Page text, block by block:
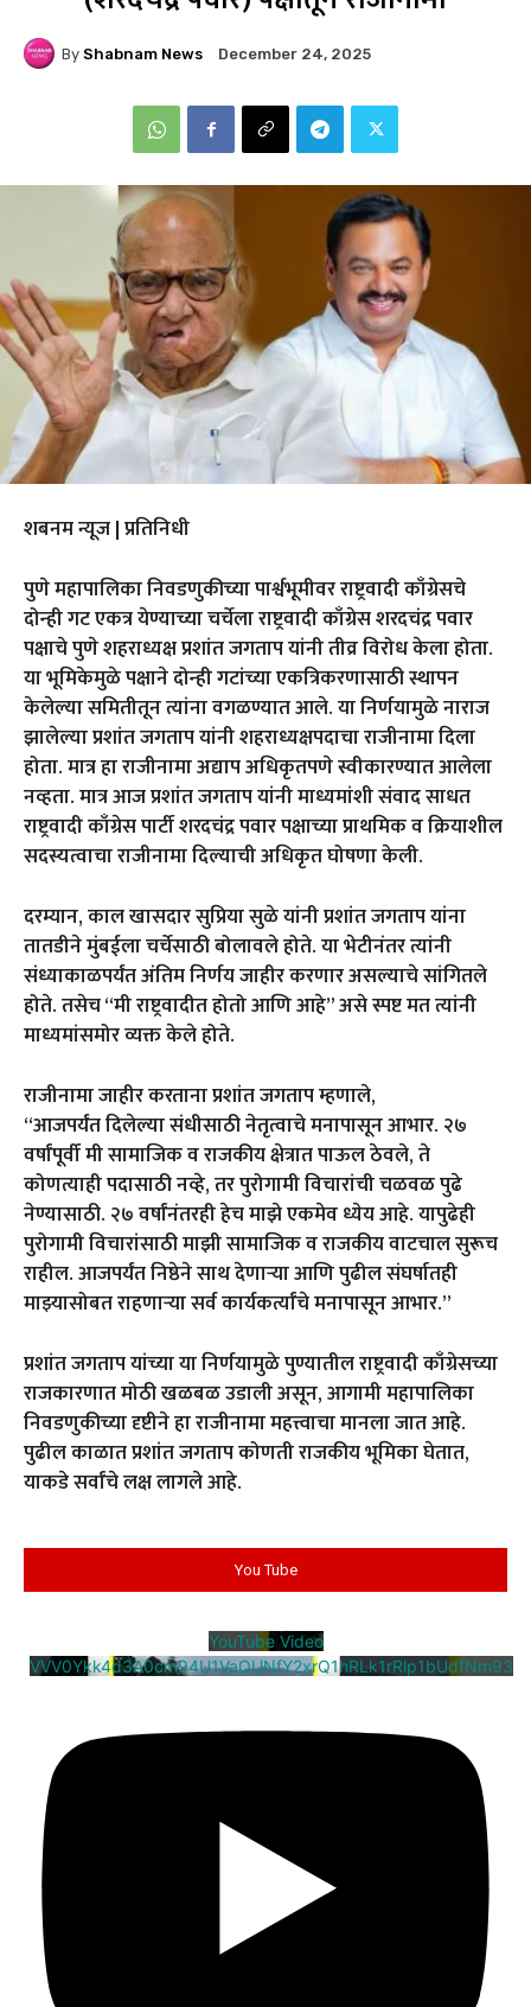
By Shabnam News December 24, 2025
शबनम न्यूज | प्रतिनिधी
पुणे महापालिका निवडणुकीच्या पार्श्वभूमीवर राष्ट्रवादी काँग्रेसचे
दोन्ही गट एकत्र येण्याच्या चर्चेला राष्ट्रवादी काँग्रेस शरदचंद्र पवार
पक्षाचे पुणे शहराध्यक्ष प्रशांत जगताप यांनी तीव्र विरोध केला होता.
या भूमिकेमुळे पक्षाने दोन्ही गटांच्या एकत्रिकरणासाठी स्थापन
केलेल्या समितीतून त्यांना वगळण्यात आले. या निर्णयामुळे नाराज
झालेल्या प्रशांत जगताप यांनी शहराध्यक्षपदाचा राजीनामा दिला
होता. मात्र हा राजीनामा अद्याप अधिकृतपणे स्वीकारण्यात आलेला
नव्हता. मात्र आज प्रशांत जगताप यांनी माध्यमांशी संवाद साधत
राष्ट्रवादी काँग्रेस पार्टी शरदचंद्र पवार पक्षाच्या प्राथमिक व क्रियाशील
सदस्यत्वाचा राजीनामा दिल्याची अधिकृत घोषणा केली.
दरम्यान, काल खासदार सुप्रिया सुळे यांनी प्रशांत जगताप यांना
तातडीने मुंबईला चर्चेसाठी बोलावले होते. या भेटीनंतर त्यांनी
संध्याकाळपर्यंत अंतिम निर्णय जाहीर करणार असल्याचे सांगितले
होते. तसेच “मी राष्ट्रवादीत होतो आणि आहे” असे स्पष्ट मत त्यांनी
माध्यमांसमोर व्यक्त केले होते.
राजीनामा जाहीर करताना प्रशांत जगताप म्हणाले,
“आजपर्यंत दिलेल्या संधीसाठी नेतृत्वाचे मनापासून आभार. २७
वर्षांपूर्वी मी सामाजिक व राजकीय क्षेत्रात पाऊल ठेवले, ते
कोणत्याही पदासाठी नव्हे, तर पुरोगामी विचारांची चळवळ पुढे
नेण्यासाठी. २७ वर्षांनंतरही हेच माझे एकमेव ध्येय आहे. यापुढेही
पुरोगामी विचारांसाठी माझी सामाजिक व राजकीय वाटचाल सुरूच
राहील. आजपर्यंत निष्ठेने साथ देणाऱ्या आणि पुढील संघर्षातही
माझ्यासोबत राहणाऱ्या सर्व कार्यकर्त्यांचे मनापासून आभार.”
प्रशांत जगताप यांच्या या निर्णयामुळे पुण्यातील राष्ट्रवादी काँग्रेसच्या
राजकारणात मोठी खळबळ उडाली असून, आगामी महापालिका
निवडणुकीच्या दृष्टीने हा राजीनामा महत्त्वाचा मानला जात आहे.
पुढील काळात प्रशांत जगताप कोणती राजकीय भूमिका घेतात,
याकडे सर्वांचे लक्ष लागले आहे.
You Tube
YouTube Video
VVV0Ykk4d3A0cm94U1VaQUNfY2xrQ1hRLk1rRlp1bUdfNm93